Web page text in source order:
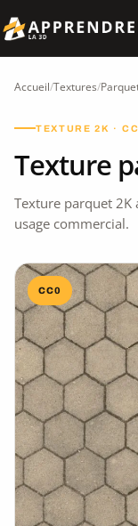
Accueil/Textures/
TEXTURE 2K ·
Texture
Texture parquet 2K
usage commercial.
CC0